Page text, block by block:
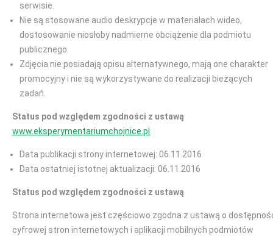
serwisie.
Nie są stosowane audio deskrypcje w materiałach wideo,
dostosowanie niosłoby nadmierne obciążenie dla podmiotu
publicznego.
Zdjęcia nie posiadają opisu alternatywnego, mają one charakter
promocyjny i nie są wykorzystywane do realizacji bieżących
zadań.
Status pod względem zgodności z ustawą
www.eksperymentariumchojnice.pl
Data publikacji strony internetowej: 06.11.2016
Data ostatniej istotnej aktualizacji: 06.11.2016
Status pod względem zgodności z ustawą
Strona internetowa jest częściowo zgodna z ustawą o
cyfrowej stron internetowych i aplikacji mobilnych podmiotów